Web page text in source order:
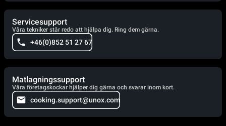
Servicesupport
Våra tekniker står redo att hjälpa dig. Ring dem gärna.
+46(0)852 51 27 67
Matlagningssupport
Våra företagskockar hjälper dig gärna och svarar inom kort.
cooking.support@unox.com